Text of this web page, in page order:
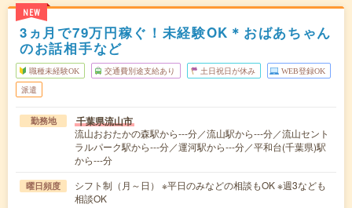
NEW
3ヵ月で79万円稼ぐ！未経験OK＊おばあちゃん
のお話相手など
職種未経験OK 交通費別途支給あり 土日祝日が休み WEB登録OK
派遣
勤務地 千葉県流山市
流山おおたかの森駅から---分／流山駅から---分／流山セント
ラルパーク駅から---分／運河駅から---分／平和台(千葉県)駅
から---分
曜日頻度
シフト制（月～日） ※平日のみなどの相談もOK ※週3なども
相談OK